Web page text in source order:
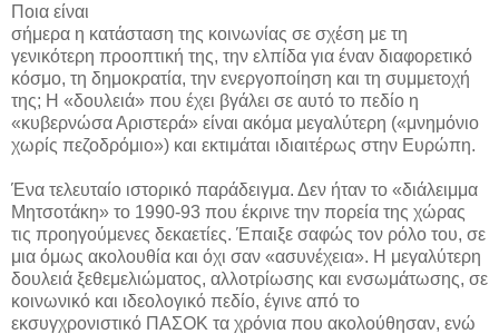
Ποια είναι
σήμερα η κατάσταση της κοινωνίας σε σχέση με τη
γενικότερη προοπτική της, την ελπίδα για έναν διαφορετικό
κόσμο, τη δημοκρατία, την ενεργοποίηση και τη συμμετοχή
της; Η «δουλειά» που έχει βγάλει σε αυτό το πεδίο η
«κυβερνώσα Αριστερά» είναι ακόμα μεγαλύτερη («μνημόνιο
χωρίς πεζοδρόμιο») και εκτιμάται ιδιαιτέρως στην Ευρώπη.
Ένα τελευταίο ιστορικό παράδειγμα. Δεν ήταν το «διάλειμμα
Μητσοτάκη» το 1990-93 που έκρινε την πορεία της χώρας
τις προηγούμενες δεκαετίες. Έπαιξε σαφώς τον ρόλο του, σε
μια όμως ακολουθία και όχι σαν «ασυνέχεια». Η μεγαλύτερη
δουλειά ξεθεμελιώματος, αλλοτρίωσης και ενσωμάτωσης, σε
κοινωνικό και ιδεολογικό πεδίο, έγινε από το
εκσυγχρονιστικό ΠΑΣΟΚ τα χρόνια που ακολούθησαν, ενώ